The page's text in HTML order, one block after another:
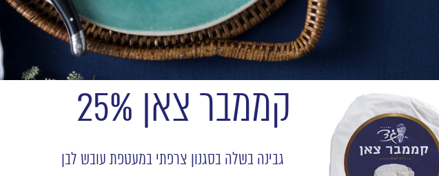
קממבר צאן 25%
גבינה בשלה בסגנון צרפתי במעטפת עובש לבן